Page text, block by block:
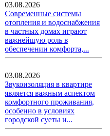
03.08.2026
Современные системы
отопления и водоснабжения
в частных домах играют
важнейшую роль в
обеспечении комфорта,...
03.08.2026
Звукоизоляция в квартире
является важным аспектом
комфортного проживания,
особенно в условиях
городской суеты и...